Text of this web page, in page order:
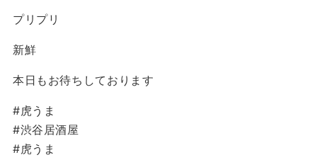
プリプリ
新鮮
本日もお待ちしております
#虎うま
#渋谷居酒屋
#虎うま